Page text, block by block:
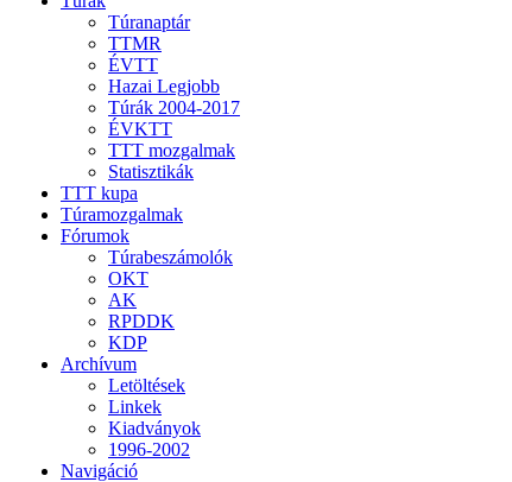
Túranaptár
TTMR
ÉVTT
Hazai Legjobb
Túrák 2004-2017
ÉVKTT
TTT mozgalmak
Statisztikák
TTT kupa
Túramozgalmak
Fórumok
Túrabeszámolók
OKT
AK
RPDDK
KDP
Archívum
Letöltések
Linkek
Kiadványok
1996-2002
Navigáció